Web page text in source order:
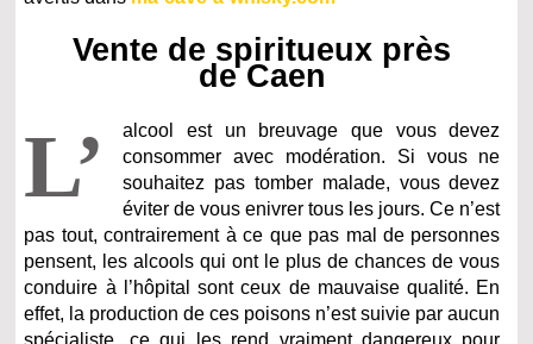
Vente de spiritueux près
de Caen
L’
alcool est un breuvage que vous devez
consommer avec modération. Si vous ne
souhaitez pas tomber malade, vous devez
éviter de vous enivrer tous les jours. Ce n’est
pas tout, contrairement à ce que pas mal de personnes
pensent, les alcools qui ont le plus de chances de vous
conduire à l’hôpital sont ceux de mauvaise qualité. En
effet, la production de ces poisons n’est suivie par aucun
spécialiste, ce qui les rend vraiment dangereux pour